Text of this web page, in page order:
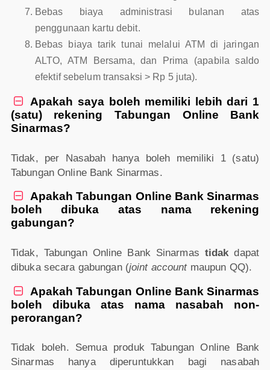
Bebas biaya administrasi bulanan atas
penggunaan kartu debit.
Bebas biaya tarik tunai melalui ATM di jaringan
ALTO, ATM Bersama, dan Prima (apabila saldo
efektif sebelum transaksi > Rp 5 juta).

Apakah saya boleh memiliki lebih dari 1
(satu) rekening Tabungan Online Bank
Sinarmas?
Tidak, per Nasabah hanya boleh memiliki 1 (satu)
Tabungan Online Bank Sinarmas.

Apakah Tabungan Online Bank Sinarmas
boleh dibuka atas nama rekening
gabungan?
Tidak, Tabungan Online Bank Sinarmas tidakdapat
dibuka secara gabungan (joint accountmaupun QQ).

Apakah Tabungan Online Bank Sinarmas
boleh dibuka atas nama nasabah non-
perorangan?
Tidak boleh. Semua produk Tabungan Online Bank
Sinarmas hanya diperuntukkan bagi nasabah